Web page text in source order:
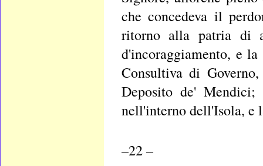
che concedeva il
ritorno alla patria di
d'incoraggiamento, e
Consultiva di
Deposito de'
nell'interno dell'Isola, e
–22 –